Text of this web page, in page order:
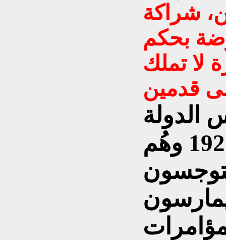
شراكة
بحكم
لا تملك
الدولة
العراقية في العام 1921 وهُم